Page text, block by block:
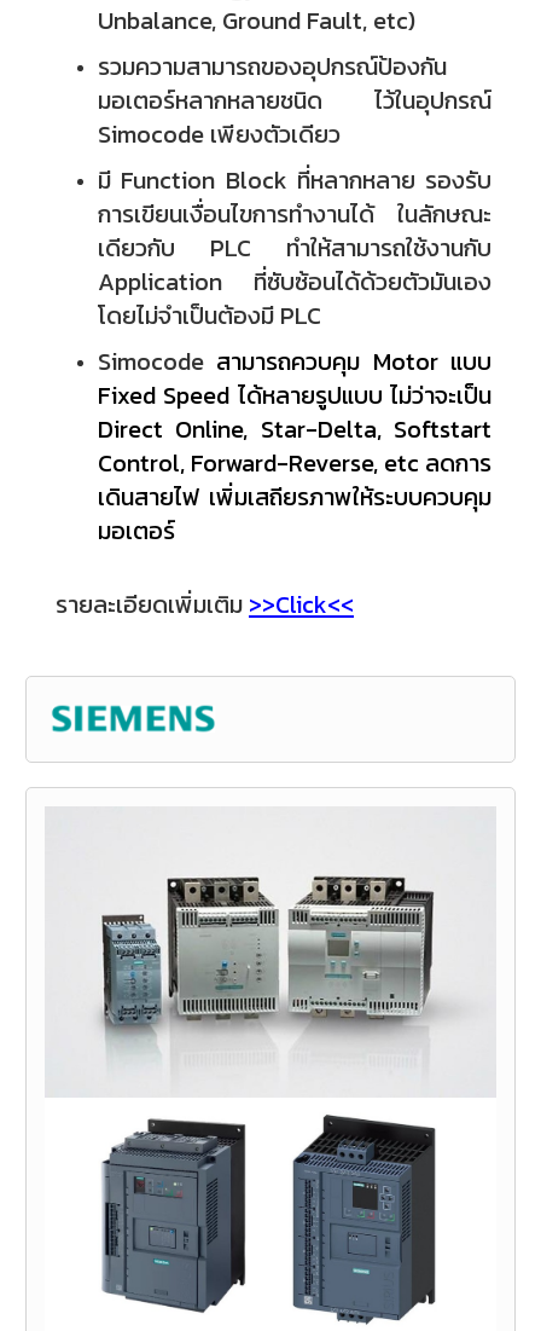
Unbalance, Ground Fault, etc)
รวมความสามารถของอุปกรณ์ป้องกัน
มอเตอร์หลากหลายชนิด ไว้ในอุปกรณ์
Simocode เพียงตัวเดียว
มี Function Block ที่หลากหลาย รองรับ
การเขียนเงื่อนไขการทำงานได้ ในลักษณะ
เดียวกับ PLC ทำให้สามารถใช้งานกับ
Application ที่ซับซ้อนได้ด้วยตัวมันเอง
โดยไม่จำเป็นต้องมี PLC
Simocode สามารถควบคุม Motor แบบ
Fixed Speed ได้หลายรูปแบบ ไม่ว่าจะเป็น
Direct Online, Star-Delta, Softstart
Control, Forward-Reverse, etc ลดการ
เดินสายไฟ เพิ่มเสถียรภาพให้ระบบควบคุม
มอเตอร์
รายละเอียดเพิ่มเติม >>Click<<